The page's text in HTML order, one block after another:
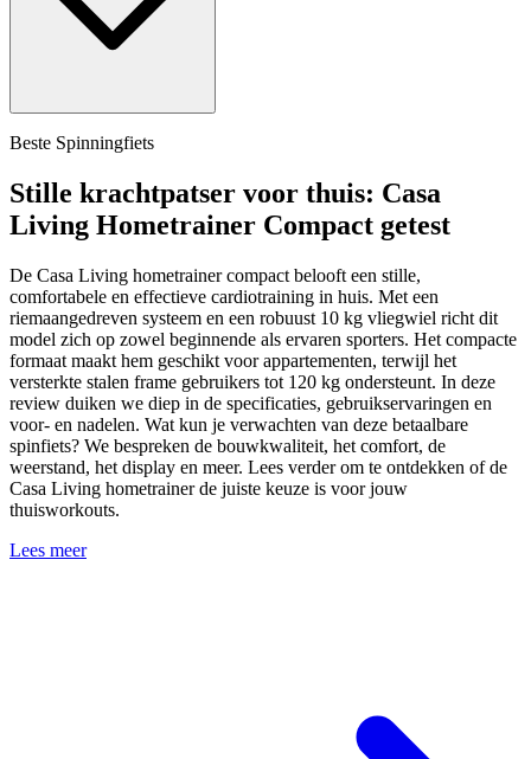
Beste Spinningfiets
Stille krachtpatser voor thuis: Casa
Living Hometrainer Compact getest
De Casa Living hometrainer compact belooft een stille,
comfortabele en effectieve cardiotraining in huis. Met een
riemaangedreven systeem en een robuust 10 kg vliegwiel richt dit
model zich op zowel beginnende als ervaren sporters. Het compacte
formaat maakt hem geschikt voor appartementen, terwijl het
versterkte stalen frame gebruikers tot 120 kg ondersteunt. In deze
review duiken we diep in de specificaties, gebruikservaringen en
voor- en nadelen. Wat kun je verwachten van deze betaalbare
spinfiets? We bespreken de bouwkwaliteit, het comfort, de
weerstand, het display en meer. Lees verder om te ontdekken of de
Casa Living hometrainer de juiste keuze is voor jouw
thuisworkouts.
Lees meer